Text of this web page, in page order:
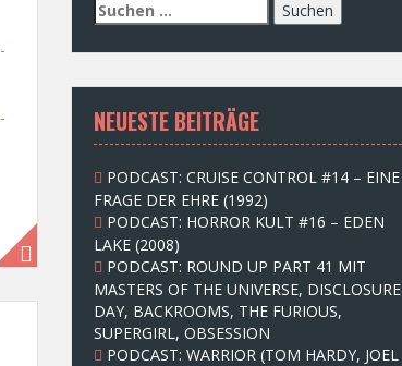
S
u
c
e
n
n
c
h
:
NEUESTE BEITRÄGE
PODCAST: CRUISE CONTROL #14 – EINE
FRAGE DER EHRE (1992)
PODCAST: HORROR KULT #16 – EDEN
LAKE (2008)
PODCAST: ROUND UP PART 41 MIT
MASTERS OF THE UNIVERSE, DISCLOSURE
DAY, BACKROOMS, THE FURIOUS,
SUPERGIRL, OBSESSION
PODCAST: WARRIOR (TOM HARDY, JOEL